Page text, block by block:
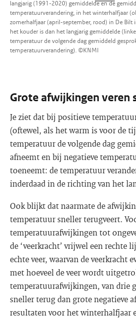
langjarig (1991-2020) gemiddelde en de
temperatuurverandering, in het winterhalfjaar
zomerhalfjaar (april-september, rood) in De Bilt
het kouder is dan het langjarig gemiddelde
temperatuur de volgende dag gemiddeld
temperatuurverandering). ©KNMI
Grote afwijkingen veren
Je ziet dat bij positieve
(oftewel, als het warm is voor de
temperatuur de volgende dag
afneemt en bij negatieve
toeneemt: de temperatuur
inderdaad in de richting van het
Ook blijkt dat naarmate de
temperatuur sneller terugveert.
temperatuurafwijkingen tot
de ‘veerkracht’ vrijwel een rechte
echte veer, waarvan de veerkracht
met hoeveel de veer wordt
temperatuurafwijkingen, van drie
sneller terug dan grote negatieve
resultaten voor het winterhalfjaar